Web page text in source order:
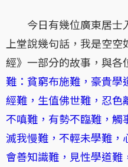
今日有幾位廣東居士
上堂說幾句話，我是空
經》一部分的故事，與各
難：貧窮布施難，豪貴學
經難，生值佛世難，忍
不嗔難，有勢不臨難，觸
滅我慢難，不輕未學難，
會善知識難，見性學道